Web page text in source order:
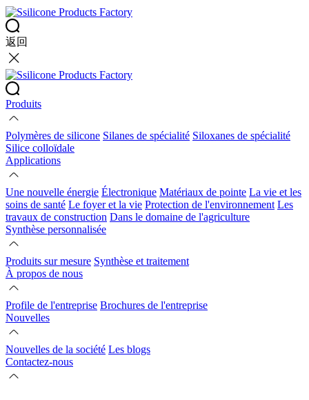
返回
Produits
Polymères de silicone Silanes de spécialité Siloxanes de spécialité
Silice colloïdale
Applications
Une nouvelle énergie Électronique Matériaux de pointe La vie et les
soins de santé Le foyer et la vie Protection de l'environnement Les
travaux de construction Dans le domaine de l'agriculture
Synthèse personnalisée
Produits sur mesure Synthèse et traitement
À propos de nous
Profile de l'entreprise Brochures de l'entreprise
Nouvelles
Nouvelles de la société Les blogs
Contactez-nous